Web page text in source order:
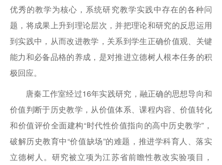
优秀的教学为核心，系统研究教学实践中存在的各种问
题，将成果上升到理论层次，并把理论和研究的反思运用
到实践中，从而改进教学，关系到学生正确价值观、关键
能力和必备品格的养成，是对推进立德树人根本任务的积
极回应。
唐秦工作室经过16年实践研究，融正确的思想导向和
价值判断于历史教学，从价值体系、课程内容、价值转化
和价值评价全面建构“时代性价值指向的高中历史教学”，
破解历史教育中“价值缺场”的难题，推进学科育人、落实
立德树人。研究被立项为江苏省前瞻性教改实验项目，